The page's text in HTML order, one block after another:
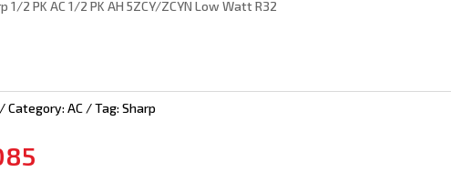
1/2 PK AC 1/2 PK AH 5ZCY/ZCYN Low Watt R32
Category:AC Tag:Sharp